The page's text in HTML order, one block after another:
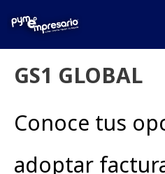
GS1 GLOBAL
Conoce tus
adoptar